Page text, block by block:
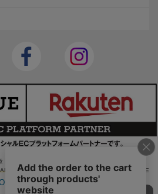
画像等の無断での複製・転載を禁止します。
LEAGUE Rakuten Group, Inc. ALL RIGHTS RE
SERVED.